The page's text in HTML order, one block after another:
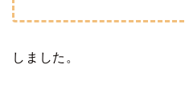
しました。